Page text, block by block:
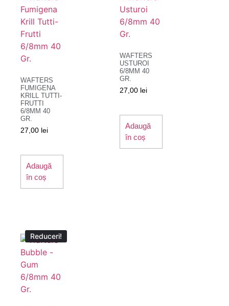
WAFTERS
FUMIGENA
KRILL TUTTI-
FRUTTI
6/8MM 40
GR.
27,00 lei
Adaugă
în coș
WAFTERS
USTUROI
6/8MM 40
GR.
27,00 lei
Adaugă
în coș
Reduceri!